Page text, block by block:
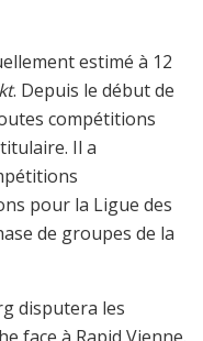
estimé à 12
. Depuis le début de
compétitions
Il a
pour la Ligue des
de groupes de la
disputera les